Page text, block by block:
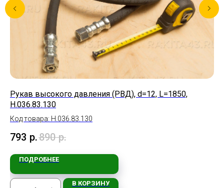
Рукав высокого давления (РВД), d=12, L=1850,
Н.036.83.130
Код товара: Н.036.83.130
793 р.890 р.
ПОДРОБНЕЕ
В КОРЗИНУ